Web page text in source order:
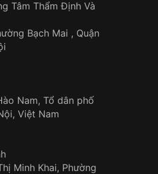
cả tỉnh thành trên toàn quốc
khi xác nhận đơn hàng thành
lợi khách hàng
khách hàng trong suốt quá
Tâm Thẩm Định Và
Bạch Mai , Quận
Nam, Tổ dân phố
Việt Nam
Minh Khai, Phường